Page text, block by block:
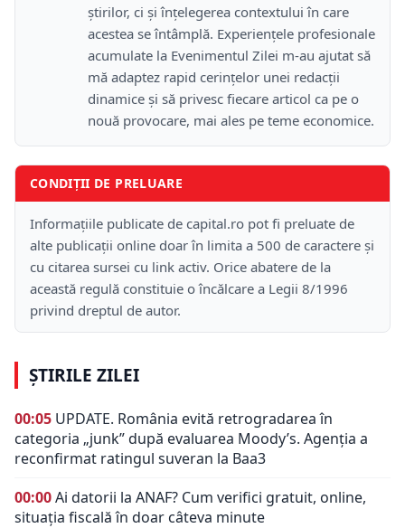
știrilor, ci și înțelegerea contextului în care
acestea se întâmplă. Experiențele profesionale
acumulate la Evenimentul Zilei m-au ajutat să
mă adaptez rapid cerințelor unei redacții
dinamice și să privesc fiecare articol ca pe o
nouă provocare, mai ales pe teme economice.
CONDIȚII DE PRELUARE
Informațiile publicate de capital.ro pot fi preluate de
alte publicații online doar în limita a 500 de caractere și
cu citarea sursei cu link activ. Orice abatere de la
această regulă constituie o încălcare a Legii 8/1996
privind dreptul de autor.
ȘTIRILE ZILEI
00:05 UPDATE. România evită retrogradarea în
categoria „junk” după evaluarea Moody’s. Agenția a
reconfirmat ratingul suveran la Baa3
00:00Ai datorii la ANAF? Cum verifici gratuit, online,
situația fiscală în doar câteva minute